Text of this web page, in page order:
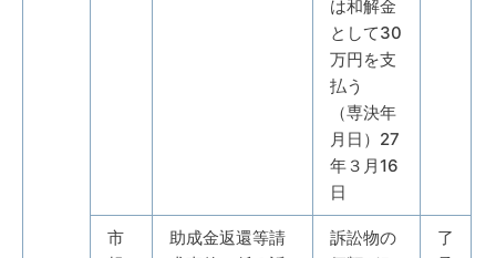
は和解金
として30
万円を支
払う
（専決年
月日）27
年３月16
日
市
助成金返還等請
訴訟物の
了